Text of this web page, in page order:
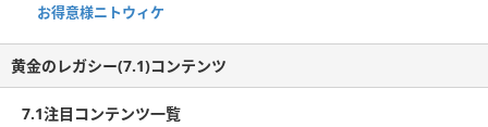
お得意様ニトウィケ
黄金のレガシー(7.1)コンテンツ
7.1注目コンテンツ一覧